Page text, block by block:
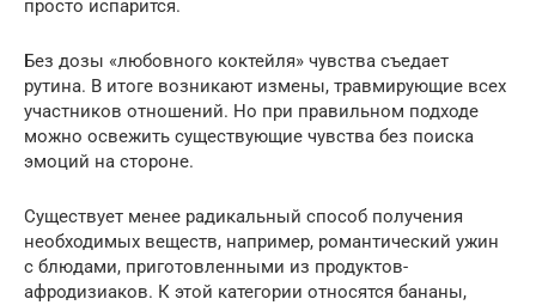
просто испарится.
Без дозы «любовного коктейля» чувства съедает
рутина. В итоге возникают измены, травмирующие всех
участников отношений. Но при правильном подходе
можно освежить существующие чувства без поиска
эмоций на стороне.
Существует менее радикальный способ получения
необходимых веществ, например, романтический ужин
с блюдами, приготовленными из продуктов-
афродизиаков. К этой категории относятся бананы,